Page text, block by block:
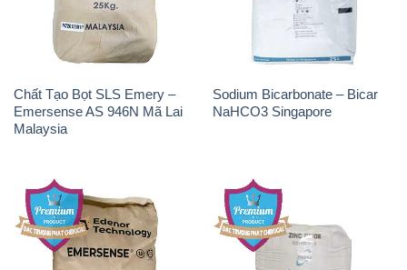
Chất Tạo Bọt SLS Emery –
Emersense AS 946N Mã Lai
Malaysia
Sodium Bicarbonate – Bicar
NaHCO3 Singapore